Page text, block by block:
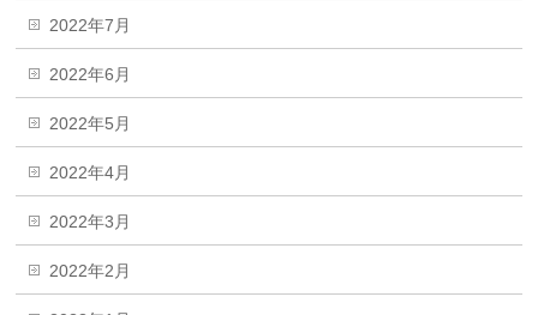
2022年7月
2022年6月
2022年5月
2022年4月
2022年3月
2022年2月